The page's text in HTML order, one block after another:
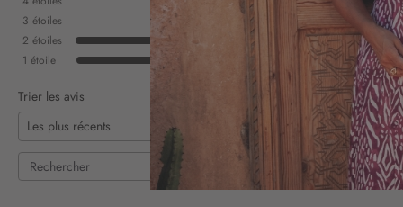
3 étoiles
2 étoiles
1 étoile
Trier les avis